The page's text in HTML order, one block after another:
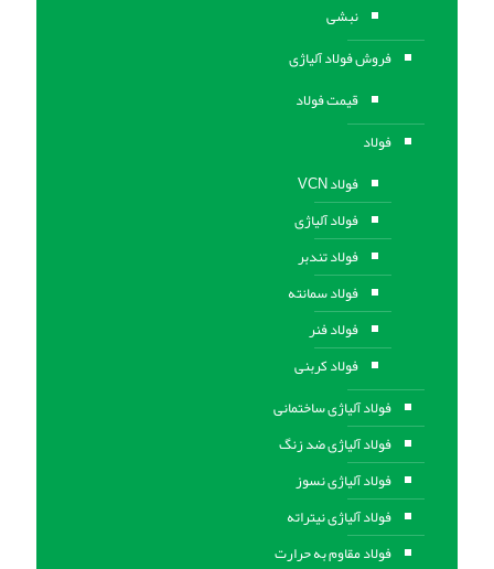
نبشی
فروش فولاد آلیاژی
قیمت فولاد
فولاد
فولاد VCN
فولاد آلیاژی
فولاد تندبر
فولاد سمانته
فولاد فنر
فولاد کربنی
فولاد آلیاژی ساختمانی
فولاد آلیاژی ضد زنگ
فولاد آلیاژی نسوز
فولاد آلیاژی نیتراته
فولاد مقاوم به حرارت